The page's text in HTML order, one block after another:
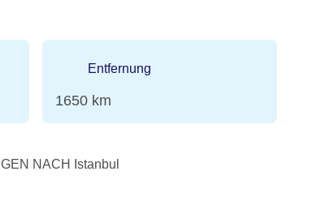
Entfernung
1650 km
NACH Istanbul